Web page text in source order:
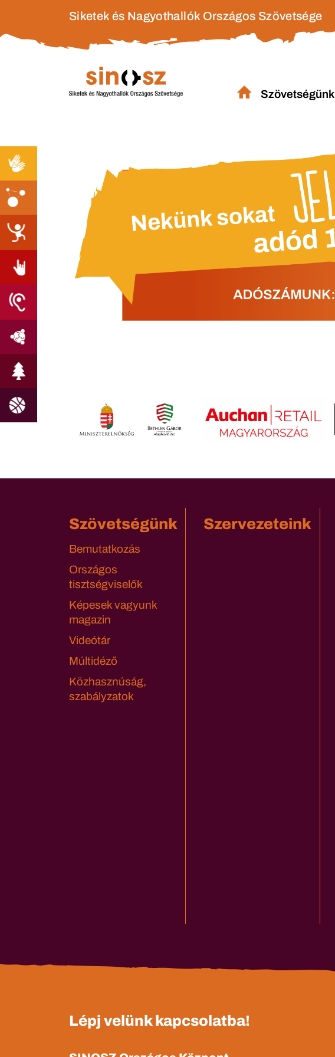
Siketek és Nagyothallók Országos Szövetsége
Szövetségünk
Szövetségünk
Bemutatkozás
Országos
tisztségviselők
Képesek vagyunk
magazin
Videótár
Múltidéző
Közhasznúság,
szabályzatok
Szervezeteink
Lépj velünk kapcsolatba!